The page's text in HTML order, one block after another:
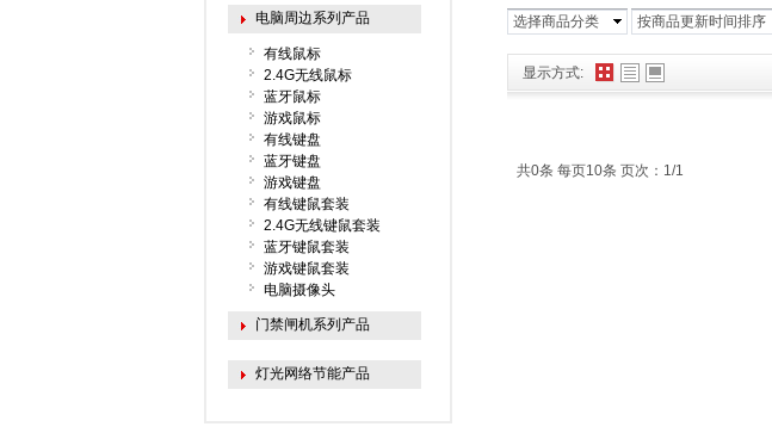
显示方式:
共0条 每页10条 页次：1/1
电脑周边系列产品
有线鼠标
2.4G无线鼠标
蓝牙鼠标
游戏鼠标
有线键盘
蓝牙键盘
游戏键盘
有线键鼠套装
2.4G无线键鼠套装
蓝牙键鼠套装
游戏键鼠套装
电脑摄像头
门禁闸机系列产品
灯光网络节能产品
选择商品分类 按商品更新时间排序